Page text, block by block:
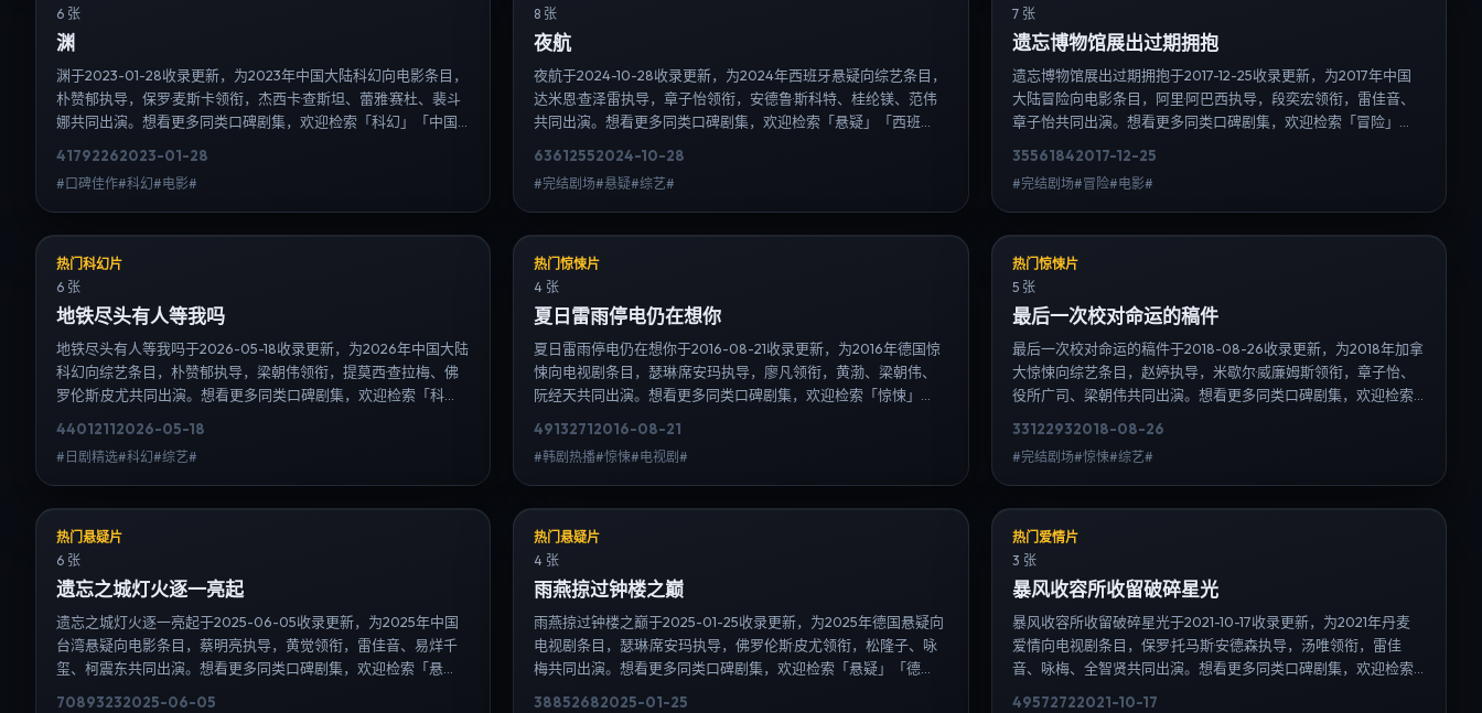
6 张
渊
渊于2023-01-28收录更新，为2023年中国大陆科幻向电影条目，
朴赞郁执导，保罗·麦斯卡领衔，杰西卡·查斯坦、蕾雅·赛杜、裴斗
娜共同出演。想看更多同类口碑剧集，欢迎检索「科幻」「中国
连载信息，延伸检索日韩电视剧、韩剧全集、日剧高清等长尾
词。
41792262023-01-28
#口碑佳作#科幻#电影#
8 张
夜航
夜航于2024-10-28收录更新，为2024年西班牙悬疑向综艺条目，
达米恩·查泽雷执导，章子怡领衔，安德鲁·斯科特、桂纶镁、范伟
共同出演。想看更多同类口碑剧集，欢迎检索「悬疑」「西班
载信息，延伸检索日韩电视剧、韩剧全集、日剧高清等长尾词。
63612552024-10-28
#完结剧场#悬疑#综艺#
7 张
遗忘博物馆展出过期拥抱
遗忘博物馆展出过期拥抱于2017-12-25收录更新，为2017年中国
大陆冒险向电影条目，阿里·阿巴西执导，段奕宏领衔，雷佳音、
章子怡共同出演。想看更多同类口碑剧集，欢迎检索「冒险」
与高清连载信息，延伸检索日韩电视剧、韩剧全集、日剧高清等
长尾词。
35561842017-12-25
#完结剧场#冒险#电影#
热门科幻片
6 张
地铁尽头有人等我吗
地铁尽头有人等我吗于2026-05-18收录更新，为2026年中国大陆
科幻向综艺条目，朴赞郁执导，梁朝伟领衔，提莫西·查拉梅、佛
罗伦斯·皮尤共同出演。想看更多同类口碑剧集，欢迎检索「科
作品与高清连载信息，延伸检索日韩电视剧、韩剧全集、日剧高
清等长尾词。
44012112026-05-18
#日剧精选#科幻#综艺#
热门惊悚片
4 张
夏日雷雨停电仍在想你
夏日雷雨停电仍在想你于2016-08-21收录更新，为2016年德国惊
悚向电视剧条目，瑟琳·席安玛执导，廖凡领衔，黄渤、梁朝伟、
阮经天共同出演。想看更多同类口碑剧集，欢迎检索「惊悚」
清连载信息，延伸检索日韩电视剧、韩剧全集、日剧高清等长尾
词。
49132712016-08-21
#韩剧热播#惊悚#电视剧#
热门惊悚片
5 张
最后一次校对命运的稿件
最后一次校对命运的稿件于2018-08-26收录更新，为2018年加拿
大惊悚向综艺条目，赵婷执导，米歇尔·威廉姆斯领衔，章子怡、
役所广司、梁朝伟共同出演。想看更多同类口碑剧集，欢迎检索
员作品与高清连载信息，延伸检索日韩电视剧、韩剧全集、日剧
高清等长尾词。
33122932018-08-26
#完结剧场#惊悚#综艺#
热门悬疑片
6 张
遗忘之城灯火逐一亮起
遗忘之城灯火逐一亮起于2025-06-05收录更新，为2025年中国
台湾悬疑向电影条目，蔡明亮执导，黄觉领衔，雷佳音、易烊千
玺、柯震东共同出演。想看更多同类口碑剧集，欢迎检索「悬
70893232025-06-05
热门悬疑片
4 张
雨燕掠过钟楼之巅
雨燕掠过钟楼之巅于2025-01-25收录更新，为2025年德国悬疑向
电视剧条目，瑟琳·席安玛执导，佛罗伦斯·皮尤领衔，松隆子、咏
梅共同出演。想看更多同类口碑剧集，欢迎检索「悬疑」「德
38852682025-01-25
热门爱情片
3 张
暴风收容所收留破碎星光
暴风收容所收留破碎星光于2021-10-17收录更新，为2021年丹麦
爱情向电视剧条目，保罗·托马斯·安德森执导，汤唯领衔，雷佳
音、咏梅、全智贤共同出演。想看更多同类口碑剧集，欢迎检索
49572722021-10-17